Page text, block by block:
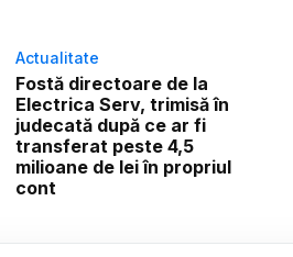
Actualitate
Fostă directoare de la
Electrica Serv, trimisă în
judecată după ce ar fi
transferat peste 4,5
milioane de lei în propriul
cont